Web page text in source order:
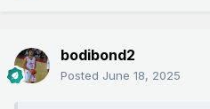
bodibond2
Posted June 18, 2025